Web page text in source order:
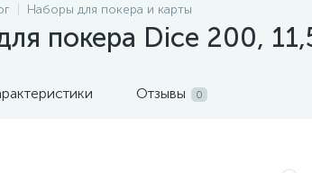
Наборы для покера и карты
покера Dice 200,
Отзывы 0